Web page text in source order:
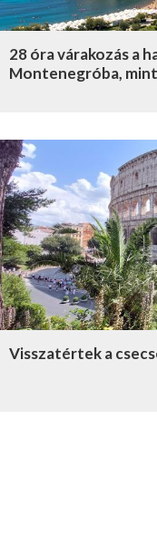
28 óra várakozás a
Montenegróba, mint
Visszatértek a